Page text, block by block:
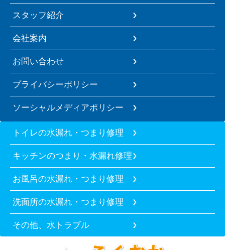
スタッフ紹介
会社案内
お問い合わせ
プライバシーポリシー
ソーシャルメディアポリシー
トイレの水漏れ・つまり修理
キッチンのつまり・水漏れ修理
お風呂の水漏れ・つまり修理
洗面所の水漏れ・つまり修理
その他、水トラブル